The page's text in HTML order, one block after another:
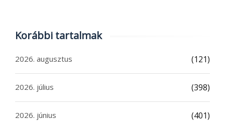
Korábbi tartalmak
2026. augusztus (121)
2026. július (398)
2026. június (401)